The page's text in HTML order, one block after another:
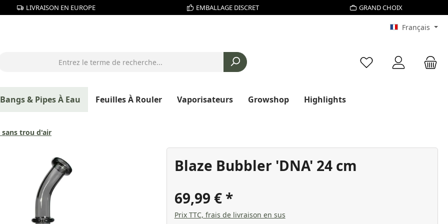
LIVRAISON EN EUROPE EMBALLAGE DISCRET GRAND CHOIX
Français
Vous avez 0 articles
Bangs & Pipes À Eau Feuilles À Rouler Vaporisateurs Growshop Highlights
sans trou d'air
Blaze Bubbler 'DNA' 24 cm
69,99 €
Prix TTC, frais de livraison en sus